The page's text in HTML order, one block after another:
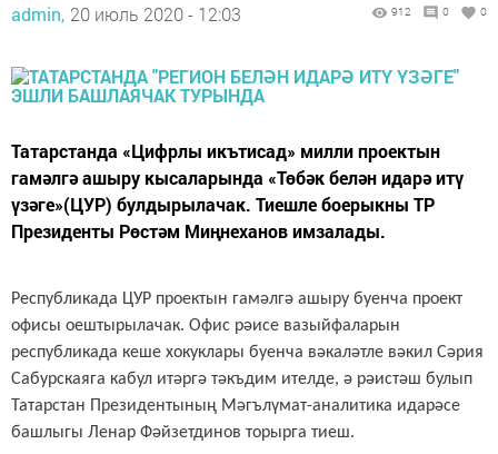
admin, 20 июль 2020 - 12:03 912 0 0
Татарстанда «Цифрлы икътисад» милли проектын
гамәлгә ашыру кысаларында «Төбәк белән идарә итү
үзәге»(ЦУР) булдырылачак. Тиешле боерыкны ТР
Президенты Рөстәм Миңнеханов имзалады.
Республикада ЦУР проектын гамәлгә ашыру буенча проект
офисы оештырылачак. Офис рәисе вазыйфаларын
республикада кеше хокуклары буенча вәкаләтле вәкил Сәрия
Сабурскаяга кабул итәргә тәкъдим ителде, ә рәистәш булып
Татарстан Президентының Мәгълүмат-аналитика идарәсе
башлыгы Ленар Фәйзетдинов торырга тиеш.